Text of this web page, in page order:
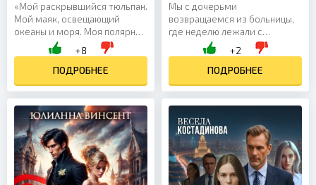
«Мой раскрывшийся тюльпан.
Мой маяк, освещающий
океаны и моря. Моя полярная
звезда, которую я зажгу
сегодня ночью», — так муж
пел мне на ухо во время...
+8
ПОДРОБНЕЕ
Мы с дочерьми
возвращаемся из больницы,
где неделю лежали с
кишечной инфекцией. Дети
сразу мчатся в свои комнаты,
я иду в сторону спальни, как
вдруг...
+2
ПОДРОБНЕЕ